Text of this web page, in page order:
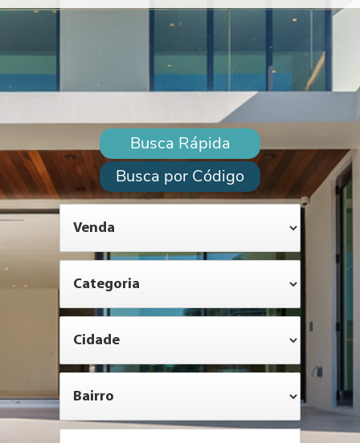
Busca Rápida
Busca por Código